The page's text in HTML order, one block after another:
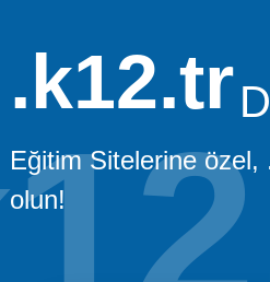
k12.tr
Eğitim Sitelerine özel,
olun!